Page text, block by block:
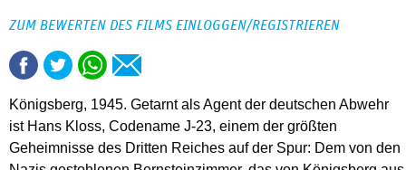
ZUM BEWERTEN DES FILMS EINLOGGEN/REGISTRIEREN
Königsberg, 1945. Getarnt als Agent der deutschen Abwehr
ist Hans Kloss, Codename J-23, einem der größten
Geheimnisse des Dritten Reiches auf der Spur: Dem von den